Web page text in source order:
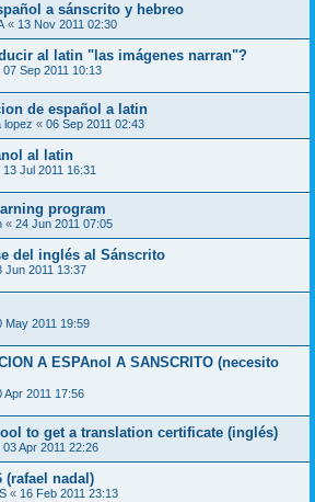
a sánscrito y hebreo
« 13 Nov 2011 02:30
al latin "las imágenes narran"?
07 Sep 2011 10:13
de español a latin
lopez « 06 Sep 2011 02:43
al latin
13 Jul 2011 16:31
program
« 24 Jun 2011 07:05
del inglés al Sánscrito
Jun 2011 13:37
May 2011 19:59
A ESPAnol A SANSCRITO (necesito
Apr 2011 17:56
to get a translation certificate (inglés)
03 Apr 2011 22:26
(rafael nadal)
« 16 Feb 2011 23:13